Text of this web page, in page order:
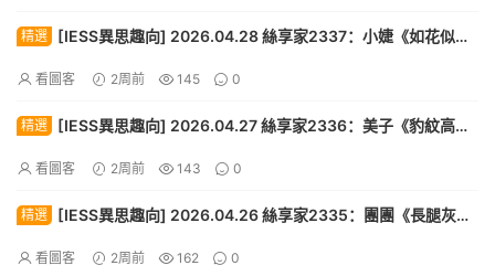
精選
[IESS異思趣向] 2026.04.28 絲享家2337：小婕《如花似
看圖客 2周前 145 0
精選
[IESS異思趣向] 2026.04.27 絲享家2336：美子《豹紋高
看圖客 2周前 143 0
精選
[IESS異思趣向] 2026.04.26 絲享家2335：團團《長腿灰絲
看圖客 2周前 162 0